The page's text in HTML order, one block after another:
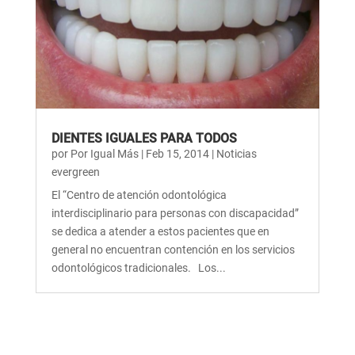
DIENTES IGUALES PARA TODOS
por Por Igual Más| Feb 15, 2014| Noticias
evergreen
El “Centro de atención odontológica
interdisciplinario para personas con discapacidad”
se dedica a atender a estos pacientes que en
general no encuentran contención en los servicios
odontológicos tradicionales. Los...